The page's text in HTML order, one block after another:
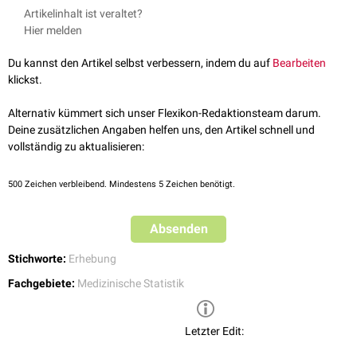
eine Vollerhebung in den meisten Fällen zu aufwändig bis (nahezu)
unmöglich ist.
Statista; Definition Teilerhebung
Artikelinhalt ist veraltet?
Hier melden
Du kannst den Artikel selbst verbessern, indem du auf Bearbeiten
klickst.
Alternativ kümmert sich unser Flexikon-Redaktionsteam darum.
Deine zusätzlichen Angaben helfen uns, den Artikel schnell und
vollständig zu aktualisieren:
500 Zeichen verbleibend. Mindestens 5 Zeichen benötigt.
Absenden
Stichworte: Erhebung
Fachgebiete: Medizinische Statistik
Letzter Edit: